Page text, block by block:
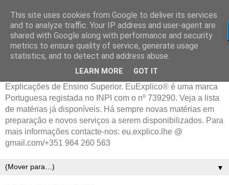
Explicações de Ensino Superior. EuExplico® é uma marca
Portuguesa registada no INPI com o nº 739290. Veja a lista
de matérias já disponíveis. Há sempre novas matérias em
preparação e novos serviços a serem disponibilizados. Para
mais informações contacte-nos: eu.explico.lhe @
gmail.com/+351 964 260 563
▼
This site uses cookies from Google to deliver its services
and to analyze traffic. Your IP address and user-agent are
shared with Google along with performance and security
metrics to ensure quality of service, generate usage
statistics, and to detect and address abuse.
LEARN MORE GOT IT